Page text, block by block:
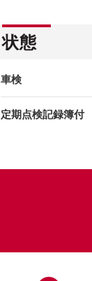
状態
車検
定期点検記録簿付